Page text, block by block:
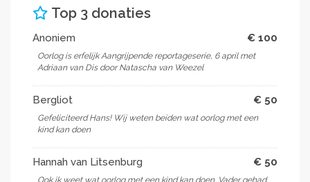
Top 3 donaties
Anoniem € 100
Oorlog is erfelijk Aangrijpende reportageserie, 6 april met
Adriaan van Dis door Natascha van Weezel
Bergliot € 50
Gefeliciteerd Hans! Wij weten beiden wat oorlog met een
kind kan doen
Hannah van Litsenburg € 50
Ook ik weet wat oorlog met een kind kan doen. Vader gehad